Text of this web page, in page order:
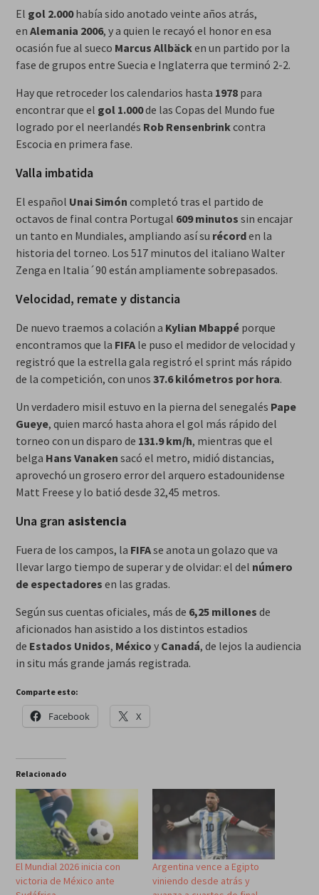
El gol 2.000había sido anotado veinte años atrás,
en Alemania 2006, y a quien le recayó el honor en esa
ocasión fue al sueco Marcus Allbäcken un partido por la
fase de grupos entre Suecia e Inglaterra que terminó 2-2.
Hay que retroceder los calendarios hasta 1978para
encontrar que el gol 1.000de las Copas del Mundo fue
logrado por el neerlandés Rob Rensenbrinkcontra
Escocia en primera fase.
Valla imbatida
El español Unai Simón completó tras el partido de
octavos de final contra Portugal 609 minutos sin encajar
un tanto en Mundiales, ampliando así su récorden la
historia del torneo. Los 517 minutos del italiano Walter
Zenga en Italia´90 están ampliamente sobrepasados.
Velocidad, remate y distancia
De nuevo traemos a colación a Kylian Mbappéporque
encontramos que la FIFAle puso el medidor de velocidad y
registró que la estrella gala registró el sprint más rápido
de la competición, con unos 37.6 kilómetros por hora.
Un verdadero misil estuvo en la pierna del senegalés Pape
Gueye, quien marcó hasta ahora el gol más rápido del
torneo con un disparo de 131.9 km/h, mientras que el
belga Hans Vanaken sacó el metro, midió distancias,
aprovechó un grosero error del arquero estadounidense
Matt Freese y lo batió desde 32,45 metros.
Una gran asistencia
Fuera de los campos, la FIFAse anota un golazo que va
llevar largo tiempo de superar y de olvidar: el del número
de espectadores en las gradas.
Según sus cuentas oficiales, más de 6,25 millones de
aficionados han asistido a los distintos estadios
de Estados Unidos, México y Canadá, de lejos la audiencia
in situ más grande jamás registrada.
Comparte esto:
Facebook X
Relacionado
El Mundial 2026 inicia con
victoria de México ante
Argentina vence a Egipto
viniendo desde atrás y